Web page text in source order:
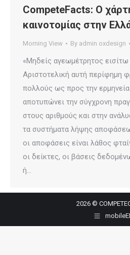
CompeteFacts: O
καινοτομίας στην
Morning View By admin oxdesign
«Μηδείς αγεωμέτρητος εισίτω
Αριστοτελική αυτή περίφημη
πολλούς ως προς την ερμηνεία
αποτυπώνει την σύγχρονη
στους αριθμούς και στην
τα συστήματα λήψης
οι αποφάσεις είναι λάθος
οι δείκτες, οι βάσεις
ή…
2026 ©